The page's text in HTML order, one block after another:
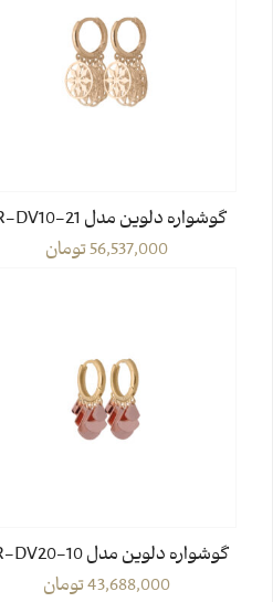
گوشواره دلوین مدل ER-DV10-21
56,537,000تومان
گوشواره دلوین مدل ER-DV20-10
43,688,000تومان